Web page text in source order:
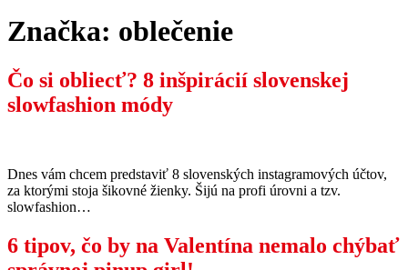
Značka: oblečenie
Čo si obliecť? 8 inšpirácií slovenskej
slowfashion módy
Dnes vám chcem predstaviť 8 slovenských instagramových účtov,
za ktorými stoja šikovné žienky. Šijú na profi úrovni a tzv.
slowfashion…
6 tipov, čo by na Valentína nemalo chýbať